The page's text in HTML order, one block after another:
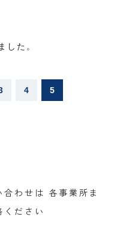
した。
4 5
合わせは 各事業所ま
ください